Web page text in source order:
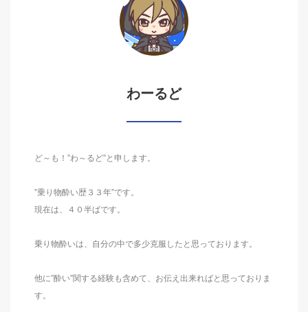
わーるど
ど～も！”わ～るど”と申します。
”乗り物酔い歴３３年”です。
現在は、４０半ばです。
乗り物酔いは、自分の中で多少克服したと思っております。
他に”酔い”関する経験も含めて、お伝え出来ればと思っておりま
す。